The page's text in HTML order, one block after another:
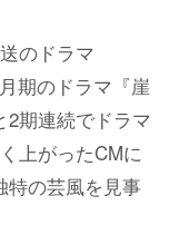
のドラマ
期のドラマ『崖
2期連続でドラマ
上がったCMに
特の芸風を見事